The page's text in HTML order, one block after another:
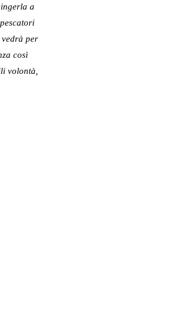
a
vedrà per
così
volontà,